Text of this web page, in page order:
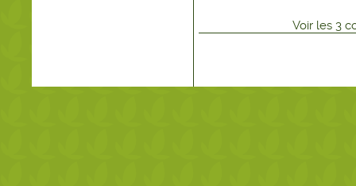
Voir les 3